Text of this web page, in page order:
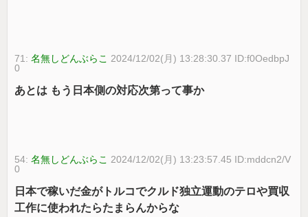
71:名無しどんぶらこ 2024/12/02(月) 13:28:30.37 ID:f0OedbpJ
0
あとは もう日本側の対応次第って事か
54:名無しどんぶらこ 2024/12/02(月) 13:23:57.45 ID:mddcn2/V
0
日本で稼いだ金がトルコでクルド独立運動のテロや買収
工作に使われたらたまらんからな